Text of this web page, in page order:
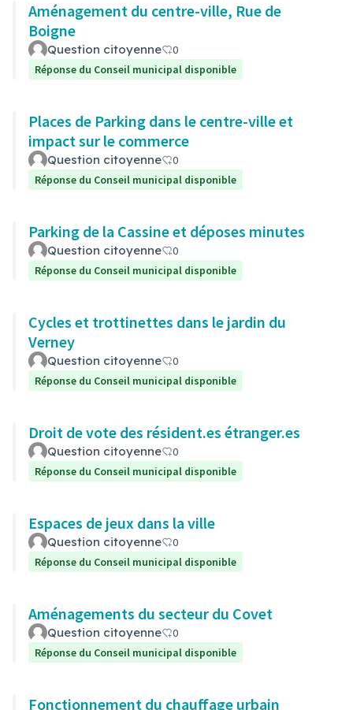
Aménagement du centre-ville, Rue de
Boigne
Question citoyenne
0
Réponse du Conseil municipal disponible
Places de Parking dans le centre-ville et
impact sur le commerce
Question citoyenne
0
Réponse du Conseil municipal disponible
Parking de la Cassine et déposes minutes
Question citoyenne
0
Réponse du Conseil municipal disponible
Cycles et trottinettes dans le jardin du
Verney
Question citoyenne
0
Réponse du Conseil municipal disponible
Droit de vote des résident.es étranger.es
Question citoyenne
0
Réponse du Conseil municipal disponible
Espaces de jeux dans la ville
Question citoyenne
0
Réponse du Conseil municipal disponible
Aménagements du secteur du Covet
Question citoyenne
0
Réponse du Conseil municipal disponible
Fonctionnement du chauffage urbain